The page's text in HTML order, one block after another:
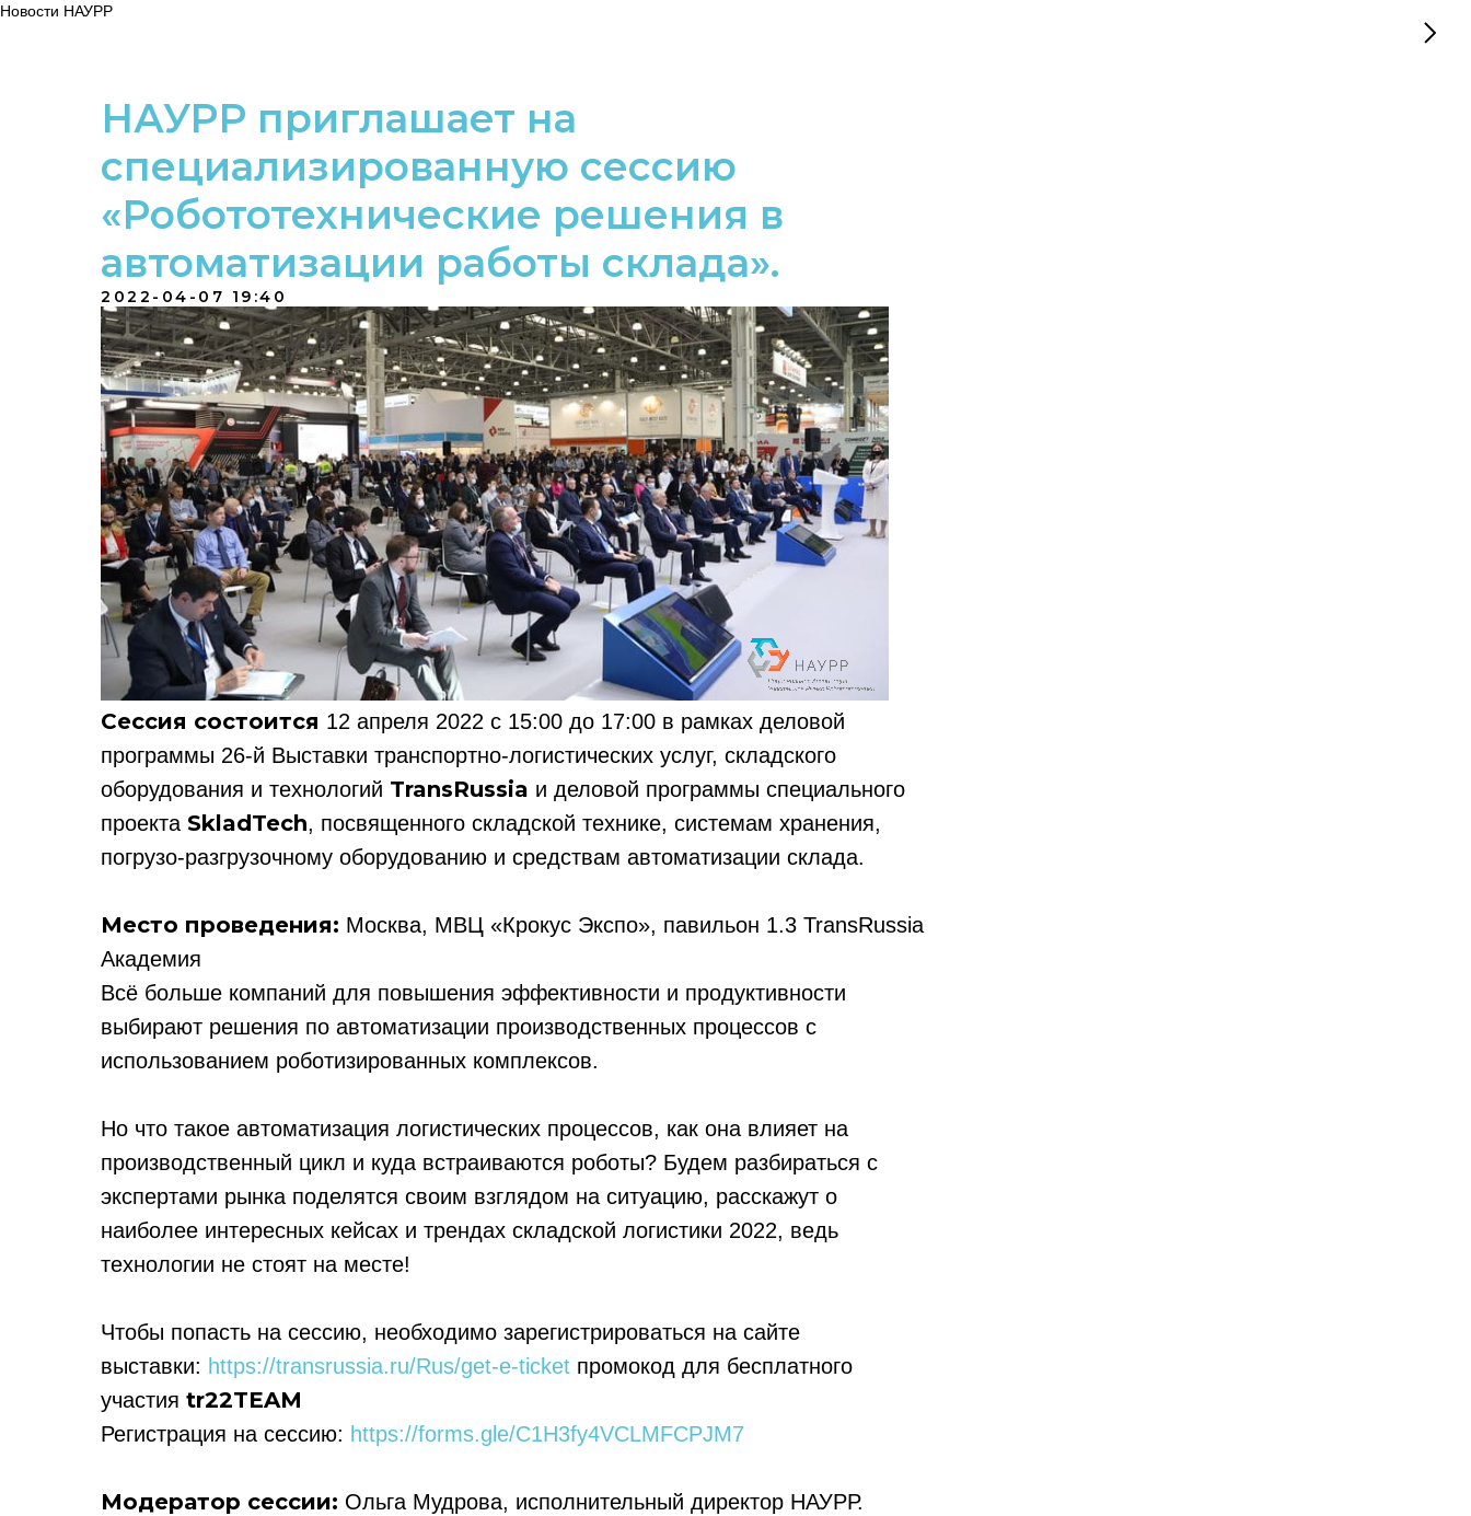
Новости НАУРР
НАУРР приглашает на
специализированную сессию
«Робототехнические решения в
автоматизации работы склада».
2022-04-07 19:40
Сессия состоится 12 апреля 2022 с 15:00 до 17:00 в рамках деловой
программы 26-й Выставки транспортно-логистических услуг, складского
оборудования и технологий TransRussia и деловой программы специального
проекта SkladTech, посвященного складской технике, системам хранения,
погрузо-разгрузочному оборудованию и средствам автоматизации склада.
Место проведения: Москва, МВЦ «Крокус Экспо», павильон 1.3 TransRussia
Академия
Всё больше компаний для повышения эффективности и продуктивности
выбирают решения по автоматизации производственных процессов с
использованием роботизированных комплексов.
Но что такое автоматизация логистических процессов, как она влияет на
производственный цикл и куда встраиваются роботы? Будем разбираться с
экспертами рынка поделятся своим взглядом на ситуацию, расскажут о
наиболее интересных кейсах и трендах складской логистики 2022, ведь
технологии не стоят на месте!
Чтобы попасть на сессию, необходимо зарегистрироваться на сайте
выставки: https://transrussia.ru/Rus/get-e-ticket промокод для бесплатного
участия tr22TEAM
Регистрация на сессию: https://forms.gle/C1H3fy4VCLMFCPJM7
Модератор сессии: Ольга Мудрова, исполнительный директор НАУРР.